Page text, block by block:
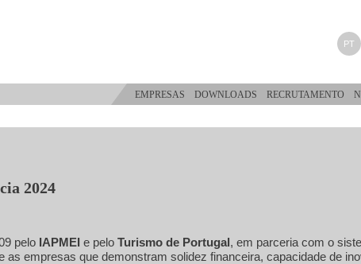
PT
EMPRESAS DOWNLOADS RECRUTAMENTO
2024
pelo IAPMEI e pelo Turismo de Portugal, em parceria com o
empresas que demonstram solidez financeira, capacidade de